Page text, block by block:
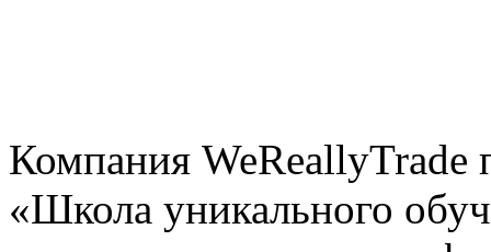
Компания WeReallyTrade
«Школа уникального